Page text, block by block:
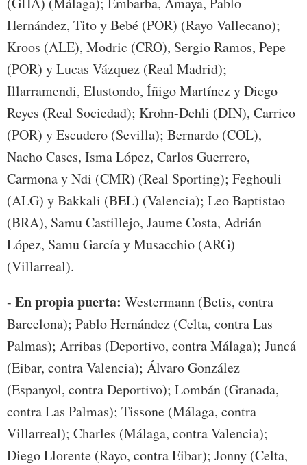
Hernández, Tito y Bebé (POR) (Rayo Vallecano);
Kroos (ALE), Modric (CRO), Sergio Ramos, Pepe
(POR) y Lucas Vázquez (Real Madrid);
Illarramendi, Elustondo, Íñigo Martínez y Diego
Reyes (Real Sociedad); Krohn-Dehli (DIN), Carrico
(POR) y Escudero (Sevilla); Bernardo (COL),
Nacho Cases, Isma López, Carlos Guerrero,
Carmona y Ndi (CMR) (Real Sporting); Feghouli
(ALG) y Bakkali (BEL) (Valencia); Leo Baptistao
(BRA), Samu Castillejo, Jaume Costa, Adrián
López, Samu García y Musacchio (ARG)
(Villarreal).
- En propia puerta: Westermann (Betis, contra
Barcelona); Pablo Hernández (Celta, contra Las
Palmas); Arribas (Deportivo, contra Málaga); Juncá
(Eibar, contra Valencia); Álvaro González
(Espanyol, contra Deportivo); Lombán (Granada,
contra Las Palmas); Tissone (Málaga, contra
Villarreal); Charles (Málaga, contra Valencia);
Diego Llorente (Rayo, contra Eibar); Jonny (Celta,